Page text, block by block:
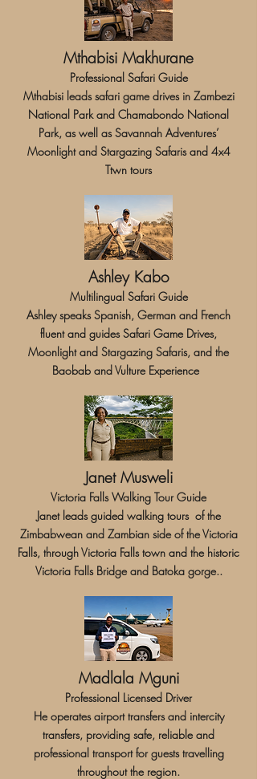
Mthabisi Makhurane
Professional Safari Guide
Mthabisi leads safari game drives in Zambezi
National Park and Chamabondo National
Park, as well as Savannah Adventures’
Moonlight and Stargazing Safaris and 4x4
Ttwn tours
Ashley Kabo
Multilingual Safari Guide
Ashley speaks Spanish, German and French
fluent and guides Safari Game Drives,
Moonlight and Stargazing Safaris, and the
Baobab and Vulture Experience
Janet Musweli
Victoria Falls Walking Tour Guide
Janet leads guided walking tours of the
Zimbabwean and Zambian side of the Victoria
Falls, through Victoria Falls town and the historic
Victoria Falls Bridge and Batoka gorge..
Madlala Mguni
Professional Licensed Driver
He operates airport transfers and intercity
transfers, providing safe, reliable and
professional transport for guests travelling
throughout the region.